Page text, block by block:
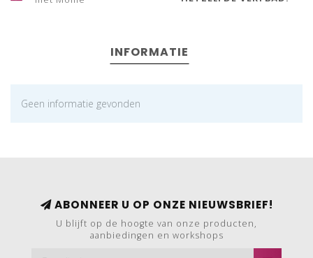
INFORMATIE
Geen informatie gevonden
ABONNEER U OP ONZE NIEUWSBRIEF!
U blijft op de hoogte van onze producten,
aanbiedingen en workshops